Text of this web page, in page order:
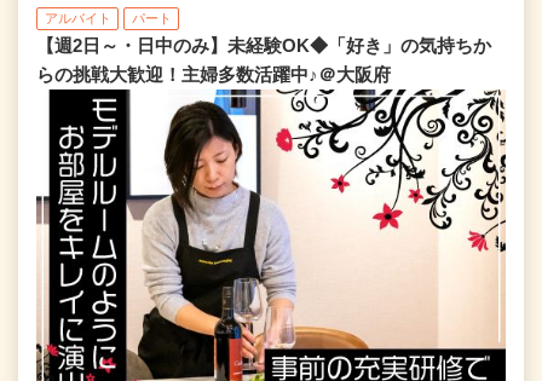
アルバイト パート
【週2日～・日中のみ】未経験OK◆「好き」の気持ちか
らの挑戦大歓迎！主婦多数活躍中♪＠大阪府